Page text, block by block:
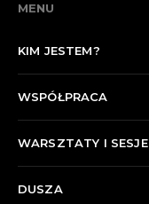
MENU
KIM JESTEM?
WSPÓŁPRACA
WARSZTATY I SESJE
DUSZA